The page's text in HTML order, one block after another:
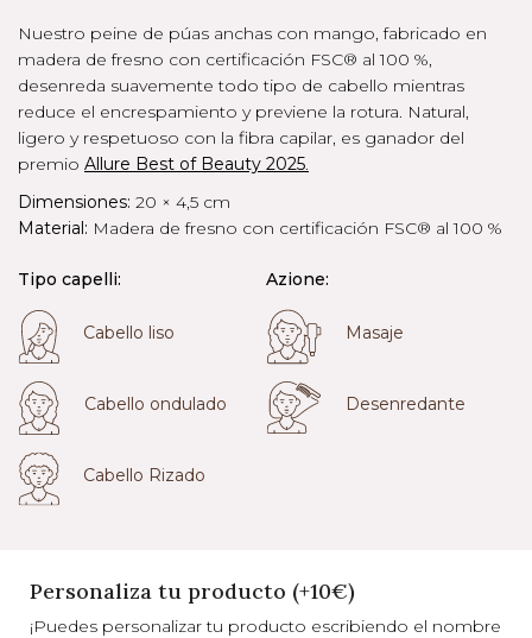
Nuestro peine de púas anchas con mango, fabricado en
madera de fresno con certificación FSC® al 100 %,
desenreda suavemente todo tipo de cabello mientras
reduce el encrespamiento y previene la rotura. Natural,
ligero y respetuoso con la fibra capilar, es ganador del
premio Allure Best of Beauty 2025.
Dimensiones: 20 × 4,5 cm
Material: Madera de fresno con certificación FSC® al 100 %
Tipo capelli:
Cabello liso
Cabello ondulado
Cabello Rizado
Azione:
Masaje
Desenredante
Personaliza tu producto (+10€)
¡Puedes personalizar tu producto escribiendo el nombre